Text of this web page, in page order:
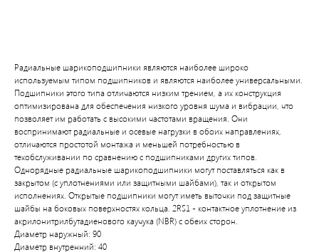
Радиальные шарикоподшипники являются наиболее широко
используемым типом подшипников и являются наиболее универсальными.
Подшипники этого типа отличаются низким трением, а их конструкция
оптимизирована для обеспечения низкого уровня шума и вибрации, что
позволяет им работать с высокими частотами вращения. Они
воспринимают радиальные и осевые нагрузки в обоих направлениях,
отличаются простотой монтажа и меньшей потребностью в
техобслуживании по сравнению с подшипниками других типов.
Однорядные радиальные шарикоподшипники могут поставляться как в
закрытом (с уплотнениями или защитными шайбами), так и открытом
исполнениях. Открытые подшипники могут иметь выточки под защитные
шайбы на боковых поверхностях кольца. 2RS1 - контактное уплотнение из
акрилонитрилбутадиенового каучука (NBR) с обеих сторон.
Диаметр наружный: 90
Диаметр внутренний: 40